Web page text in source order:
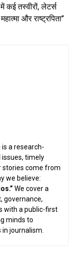
कई तस्वीरों, लेटर्स
और राष्ट्रपिता’’
is a research-
timely
stories come from
we believe:
We cover a
governance,
with a public-first
minds to
journalism.